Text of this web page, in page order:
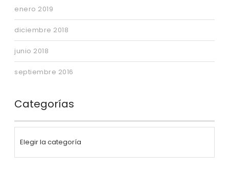
enero 2019
diciembre 2018
junio 2018
septiembre 2016
Categorías